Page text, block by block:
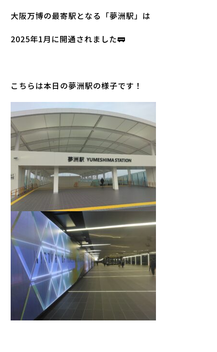
大阪万博の最寄駅となる「夢洲駅」は
2025年1月に開通されました🚃
こちらは本日の夢洲駅の様子です！